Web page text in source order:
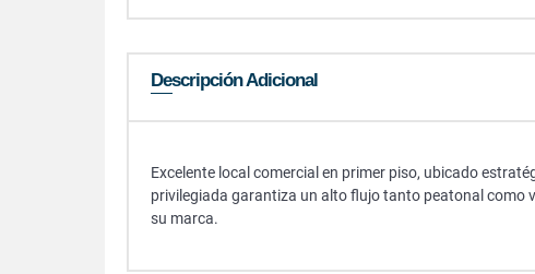
Descripción Adicional
Excelente local comercial en primer piso, ubicado
privilegiada garantiza un alto flujo tanto peatonal como
su marca.